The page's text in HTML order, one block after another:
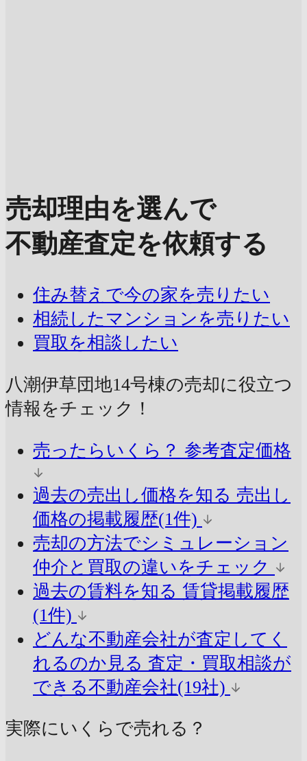
売却理由を選んで
不動産査定を依頼する
住み替えで今の家を売りたい
相続したマンションを売りたい
買取を相談したい
八潮伊草団地14号棟の売却に役立つ
情報をチェック！
売ったらいくら？ 参考査定価格
過去の売出し価格を知る 売出し
価格の掲載履歴(1件)
売却の方法でシミュレーション
仲介と買取の違いをチェック
過去の賃料を知る 賃貸掲載履歴
(1件)
どんな不動産会社が査定してく
れるのか見る 査定・買取相談が
できる不動産会社(19社)
実際にいくらで売れる？